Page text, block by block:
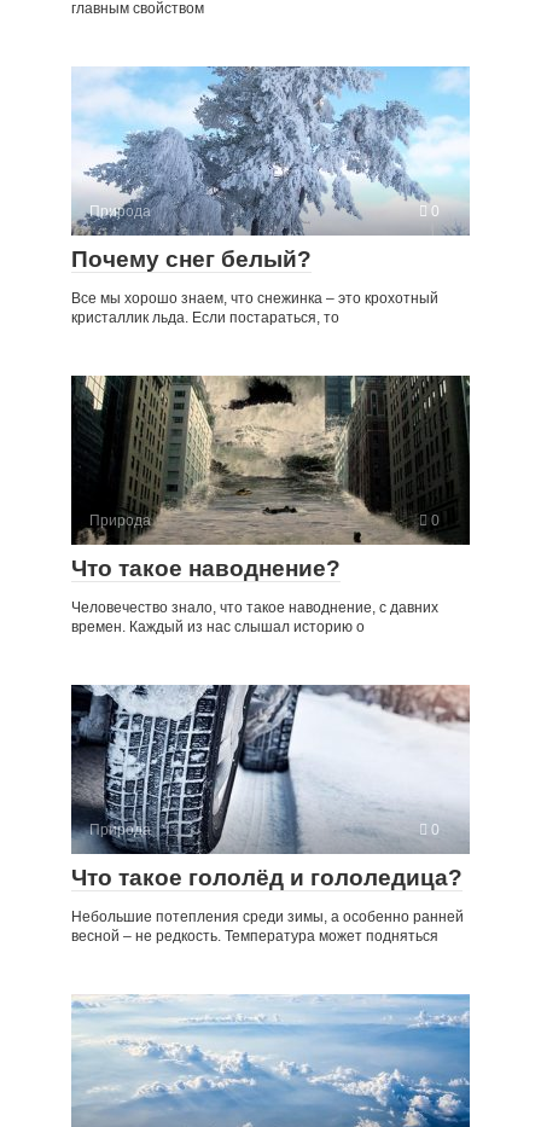
главным свойством
Природа 0
Почему снег белый?
Все мы хорошо знаем, что снежинка – это крохотный
кристаллик льда. Если постараться, то
Природа 0
Что такое наводнение?
Человечество знало, что такое наводнение, с давних
времен. Каждый из нас слышал историю о
Природа 0
Что такое гололёд и гололедица?
Небольшие потепления среди зимы, а особенно ранней
весной – не редкость. Температура может подняться